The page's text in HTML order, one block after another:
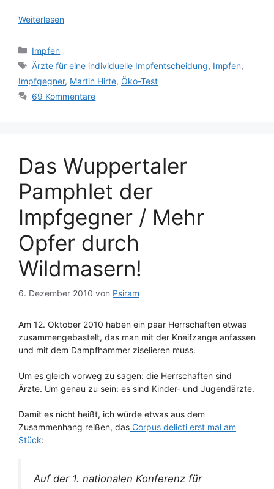
Weiterlesen
Kategorien
Impfen
Schlagwörter
Ärzte für eine individuelle Impfentscheidung, Impfen,
Impfgegner, Martin Hirte, Öko-Test
69 Kommentare
Das Wuppertaler
Pamphlet der
Impfgegner / Mehr
Opfer durch
Wildmasern!
6. Dezember 2010 von Psiram
Am 12. Oktober 2010 haben ein paar Herrschaften etwas
zusammengebastelt, das man mit der Kneifzange anfassen
und mit dem Dampfhammer ziselieren muss.
Um es gleich vorweg zu sagen: die Herrschaften sind
Ärzte. Um genau zu sein: es sind Kinder- und Jugendärzte.
Damit es nicht heißt, ich würde etwas aus dem
Zusammenhang reißen, das Corpus delicti erst mal am
Stück:
Auf der 1. nationalen Konferenz für